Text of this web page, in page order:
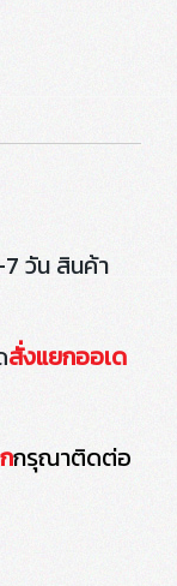
วัน สินค้า
สั่งแยกออเด
กรุณาติดต่อ